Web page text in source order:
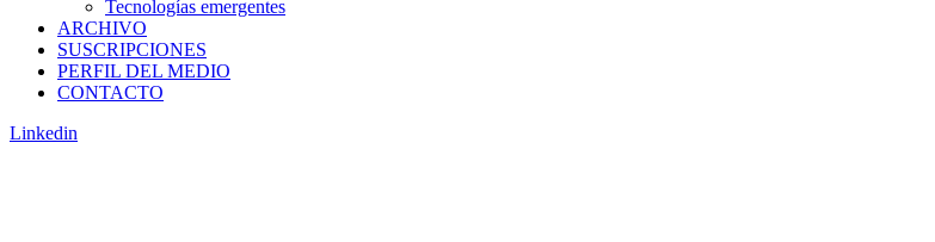
Tecnologías emergentes
ARCHIVO
SUSCRIPCIONES
PERFIL DEL MEDIO
CONTACTO
Linkedin